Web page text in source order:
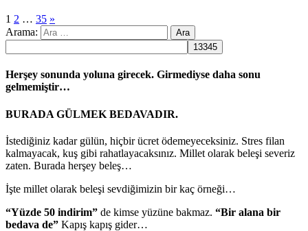
1 2 … 35 »
Arama:
Herşey sonunda yoluna girecek. Girmediyse daha sonu
gelmemiştir…
BURADA GÜLMEK BEDAVADIR.
İstediğiniz kadar gülün, hiçbir ücret ödemeyeceksiniz. Stres filan
kalmayacak, kuş gibi rahatlayacaksınız. Millet olarak beleşi severiz
zaten. Burada herşey beleş…
İşte millet olarak beleşi sevdiğimizin bir kaç örneği…
“Yüzde 50 indirim” de kimse yüzüne bakmaz. “Bir alana bir
bedava de” Kapış kapış gider…